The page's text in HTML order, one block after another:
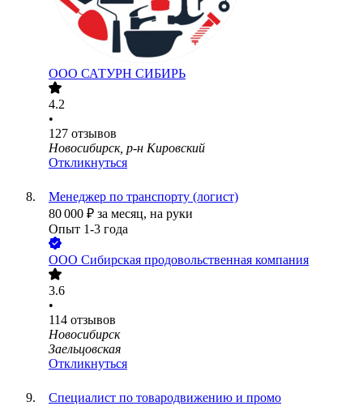
ООО САТУРН СИБИРЬ
4.2
•
127 отзывов
Новосибирск, р-н Кировский
Откликнуться
Менеджер по транспорту (логист)
80 000 ₽ за месяц, на руки
Опыт 1-3 года
ООО Сибирская продовольственная компания
3.6
•
114 отзывов
Новосибирск
Заельцовская
Откликнуться
Специалист по товародвижению и промо